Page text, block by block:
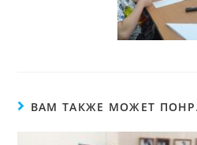
ВАМ ТАКЖЕ МОЖЕТ